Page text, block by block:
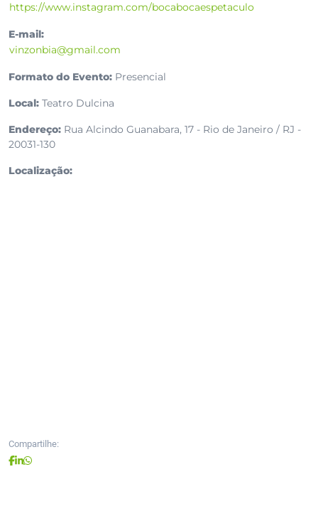
https://www.instagram.com/bocabocaespetaculo
E-mail:
vinzonbia@gmail.com
Formato do Evento: Presencial
Local: Teatro Dulcina
Endereço: Rua Alcindo Guanabara, 17 - Rio de Janeiro / RJ -
20031-130
Localização:
Compartilhe: